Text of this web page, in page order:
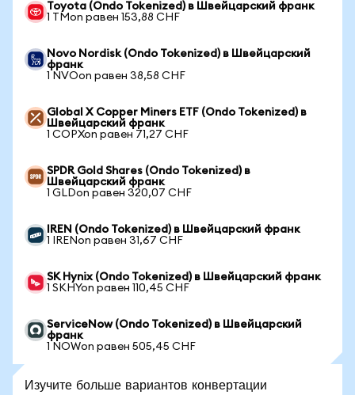
Toyota (Ondo Tokenized) в Швейцарский франк
1 TMon равен 153,88 CHF
Novo Nordisk (Ondo Tokenized) в Швейцарский
франк
1 NVOon равен 38,58 CHF
Global X Copper Miners ETF (Ondo Tokenized) в
Швейцарский франк
1 COPXon равен 71,27 CHF
SPDR Gold Shares (Ondo Tokenized) в
Швейцарский франк
1 GLDon равен 320,07 CHF
IREN (Ondo Tokenized) в Швейцарский франк
1 IRENon равен 31,67 CHF
SK Hynix (Ondo Tokenized) в Швейцарский франк
1 SKHYon равен 110,45 CHF
ServiceNow (Ondo Tokenized) в Швейцарский
франк
1 NOWon равен 505,45 CHF
Изучите больше вариантов конвертации